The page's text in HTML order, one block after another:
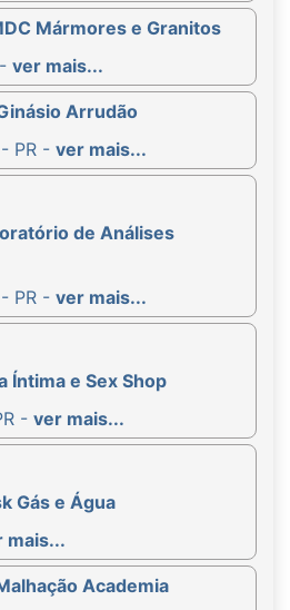
Mármores e Granitos
ver mais...
Arrudão
PR - ver mais...
de Análises
PR - ver mais...
Íntima e Sex Shop
- ver mais...
Gás e Água
mais...
Academia